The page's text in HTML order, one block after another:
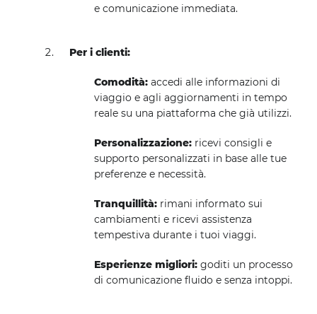
e comunicazione immediata.
Per i clienti:
Comodità:accedi alle informazioni di
viaggio e agli aggiornamenti in tempo
reale su una piattaforma che già utilizzi.
Personalizzazione:ricevi consigli e
supporto personalizzati in base alle tue
preferenze e necessità.
Tranquillità:rimani informato sui
cambiamenti e ricevi assistenza
tempestiva durante i tuoi viaggi.
Esperienze migliori:goditi un processo
di comunicazione fluido e senza intoppi.